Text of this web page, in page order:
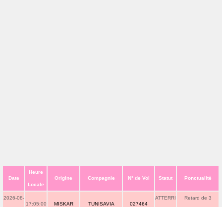
Date
Heure
Locale
Origine Compagnie N° de Vol Statut Ponctualité
2026-08-
17:05:00 MISKAR TUNISAVIA 027464
ATTERRI Retard de 3